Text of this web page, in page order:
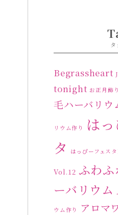
2024
2023
2023
2023
2023
2023
タ
Begrassheart
tonight お正月飾り
毛ハーバリウ
リウム作り
は
タ
はっぴーフェスタ
Vol.12 ふわ
ーバリウム
ウム作り
アロマ